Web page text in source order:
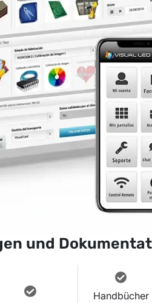
und
Handbücher